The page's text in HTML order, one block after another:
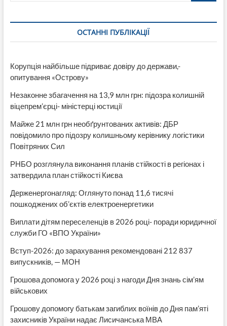
проїзду
Києві
гривень
ударить
кишенях
містян
ОСТАННІ ПУБЛІКАЦІЇ
Корупція найбільше підриває довіру до держави,-
опитування «Острову»
Незаконне збагачення на 13,9 млн грн: підозра колишній
віцепрем’єрці- міністерці юстиції
Майже 21 млн грн необґрунтованих активів: ДБР
повідомило про підозру колишньому керівнику логістики
Повітряних Сил
РНБО розглянула виконання планів стійкості в регіонах і
затвердила план стійкості Києва
Держенергонагляд: Оглянуто понад 11,6 тисячі
пошкоджених об’єктів електроенергетики
Виплати дітям переселенців в 2026 році- поради юридичної
служби ГО «ВПО України»
Вступ-2026: до зарахування рекомендовані 212 837
випускників, — МОН
Грошова допомога у 2026 році з нагоди Дня знань сім’ям
військових
Грошову допомогу батькам загиблих воїнів до Дня пам’яті
захисників України надає Лисичанська МВА